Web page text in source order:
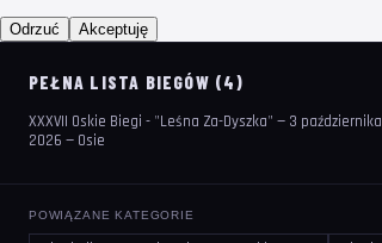
Odrzuć Akceptuję
PEŁNA LISTA BIEGÓW (4)
XXXVII Oskie Biegi - "Leśna Za-Dyszka" — 3 października
2026 — Osie
POWIĄZANE KATEGORIE